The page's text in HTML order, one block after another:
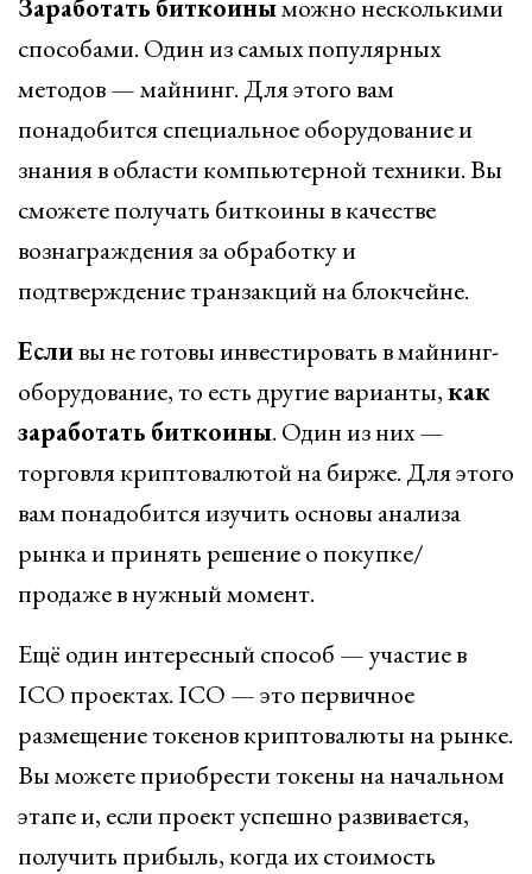
Заработать биткоиныможно несколькими
способами. Один из самых популярных
методов — майнинг. Для этого вам
понадобится специальное оборудование и
знания в области компьютерной техники. Вы
сможете получать биткоины в качестве
вознаграждения за обработку и
подтверждение транзакций на блокчейне.
Есливы не готовы инвестировать в майнинг-
оборудование, то есть другие варианты,как
заработать биткоины. Один из них —
торговля криптовалютой на бирже. Для этого
вам понадобится изучить основы анализа
рынка и принять решение о покупке/
продаже в нужный момент.
Ещё один интересный способ — участие в
ICO проектах. ICO — это первичное
размещение токенов криптовалюты на рынке.
Вы можете приобрести токены на начальном
этапе и, если проект успешно развивается,
получить прибыль, когда их стоимость